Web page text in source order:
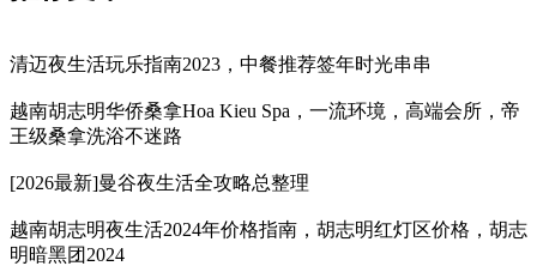
清迈夜生活玩乐指南2023，中餐推荐签年时光串串
越南胡志明华侨桑拿Hoa Kieu Spa，一流环境，高端会所，帝
王级桑拿洗浴不迷路
[2026最新]曼谷夜生活全攻略总整理
越南胡志明夜生活2024年价格指南，胡志明红灯区价格，胡志
明暗黑团2024